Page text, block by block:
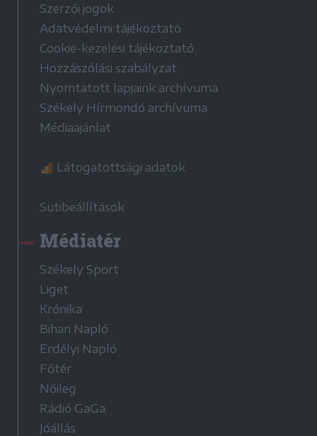
Szerzői jogok
Adatvédelmi tájékoztató
Cookie-kezelési tájékoztató
Hozzászólási szabályzat
Nyomtatott lapjaink archívuma
Székely Hírmondó archívuma
Médiaajánlat
Látogatottsági adatok
Sütibeállítások
Médiatér
Székely Sport
Liget
Krónika
Bihari Napló
Erdélyi Napló
Főtér
Nőileg
Rádió GaGa
Jóállás